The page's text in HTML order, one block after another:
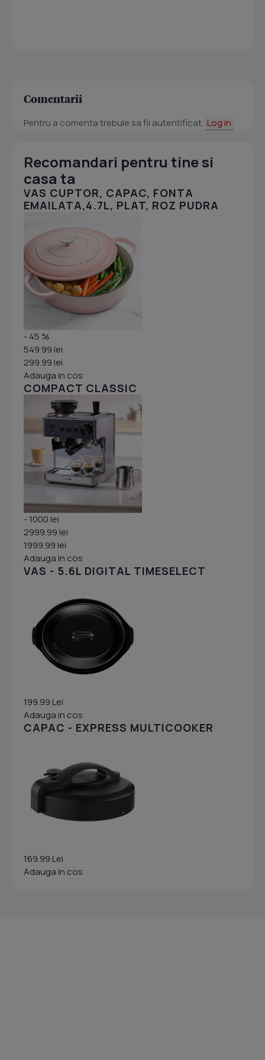
Comentarii
Pentru a comenta trebuie sa fii autentificat. Log in
Recomandari pentru tine si
casa ta
VAS CUPTOR, CAPAC, FONTA
EMAILATA,4.7L, PLAT, ROZ PUDRA
- 45 %
549.99 lei
299.99 lei
Adauga in cos
COMPACT CLASSIC
- 1000 lei
2999.99 lei
1999.99 lei
Adauga in cos
VAS - 5.6L DIGITAL TIMESELECT
199.99 Lei
Adauga in cos
CAPAC - EXPRESS MULTICOOKER
169.99 Lei
Adauga in cos